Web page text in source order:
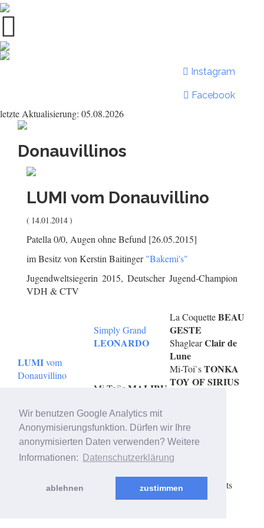
Wir benutzen Google Analytics mit
Anonymisierungsfunktion. Dürfen wir Ihre
anonymisierten Daten verwenden? Weitere
Informationen:
Datenschutzerklärung
ablehnen zustimmen
Instagram
Facebook
letzte Aktualisierung: 05.08.2026
Donauvillinos
LUMI vom Donauvillino
( 14.01.2014 )
Patella 0/0, Augen ohne Befund [26.05.2015]
im Besitz von Kerstin Baitinger"Bakemi's"
Jugendweltsiegerin 2015, Deutscher Jugend-Champion
VDH & CTV
LUMIvom
Donauvillino
Simply Grand
LEONARDO
La CoquetteBEAU
GESTE
ShaglearClair de
Lune
Mi-Toi`s MALIBU
Mi-Toi`sTONKA
TOY OF SIRIUS
- Copyright 2006 - 2026 - Anne Vischer - All rights